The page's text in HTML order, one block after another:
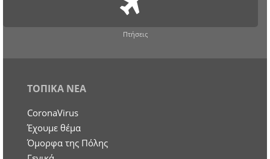
Πτήσεις
ΤΟΠΙΚΑ ΝΕΑ
CoronaVirus
Έχουμε θέμα
Όμορφα της Πόλης